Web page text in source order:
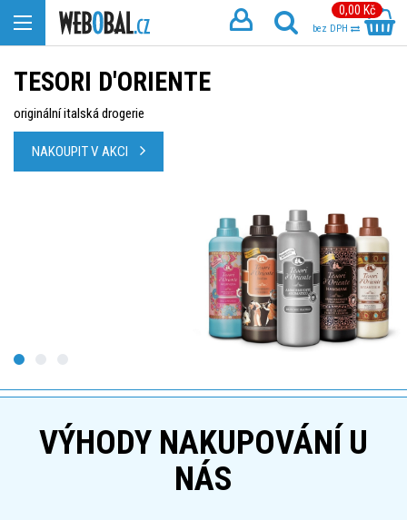
0,00 Kč
bez DPH
TESORI D'ORIENTE
originální italská drogerie
NAKOUPIT V AKCI
VÝHODY NAKUPOVÁNÍ U
NÁS